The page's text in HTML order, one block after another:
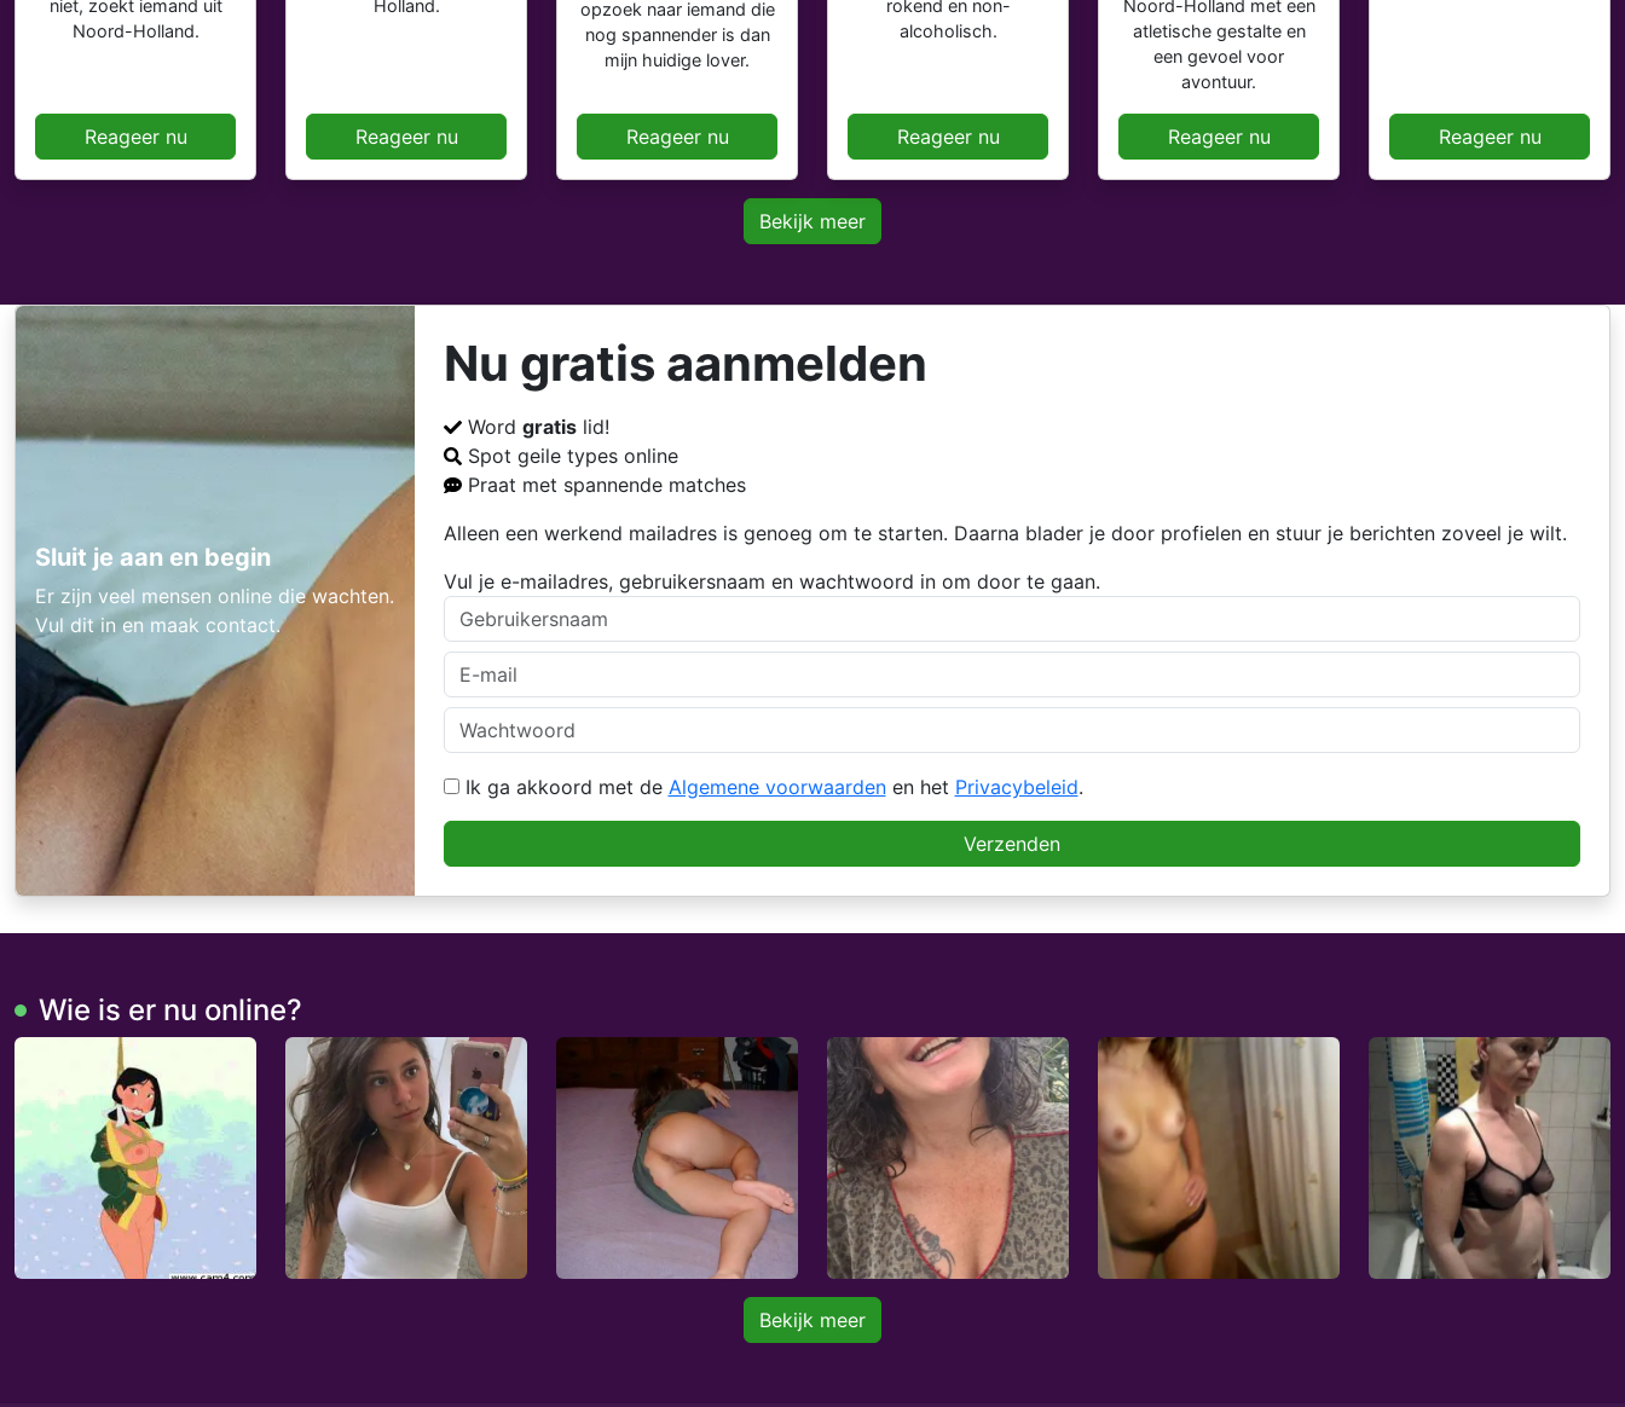
niet, zoekt iemand uit
Noord-Holland.
Reageer nu
Holland.
Reageer nu
opzoek naar iemand die
nog spannender is dan
mijn huidige lover.
Reageer nu
rokend en non-
alcoholisch.
Reageer nu
Noord-Holland met een
atletische gestalte en
een gevoel voor
avontuur.
Reageer nu Reageer nu
Bekijk meer
Sluit je aan en begin
Er zijn veel mensen online die wachten.
Vul dit in en maak contact.
Nu gratis aanmelden
Word gratislid!
Spot geile types online
Praat met spannende matches
Alleen een werkend mailadres is genoeg om te starten. Daarna blader je door profielen en stuur je berichten zoveel je wilt.
Vul je e-mailadres, gebruikersnaam en wachtwoord in om door te gaan.
Ik ga akkoord met de Algemene voorwaardenen het Privacybeleid.
Verzenden
Wie is er nu online?
Bekijk meer